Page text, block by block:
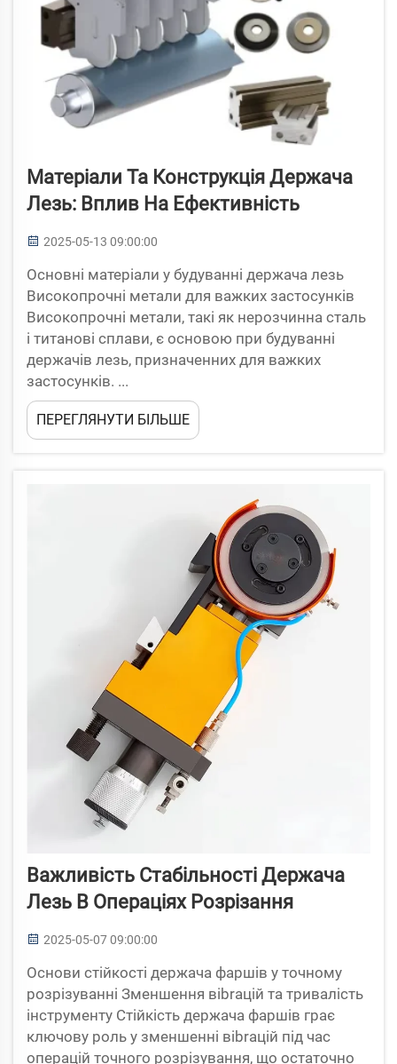
Матеріали Та Конструкція Держача
Лезь: Вплив На Ефективність
2025-05-13 09:00:00
Основні матеріали у будуванні держача лезь
Високопрочні метали для важких застосунків
Високопрочні метали, такі як нерозчинна сталь
і титанові сплави, є основою при будуванні
держачів лезь, призначенних для важких
застосунків. ...
ПЕРЕГЛЯНУТИ БІЛЬШЕ
Важливість Стабільності Держача
Лезь В Операціях Розрізання
2025-05-07 09:00:00
Основи стійкості держача фаршів у точному
розрізуванні Зменшення вibrацій та тривалість
інструменту Стійкість держача фаршів грає
ключову роль у зменшенні вibrацій під час
операцій точного розрізування, що остаточно